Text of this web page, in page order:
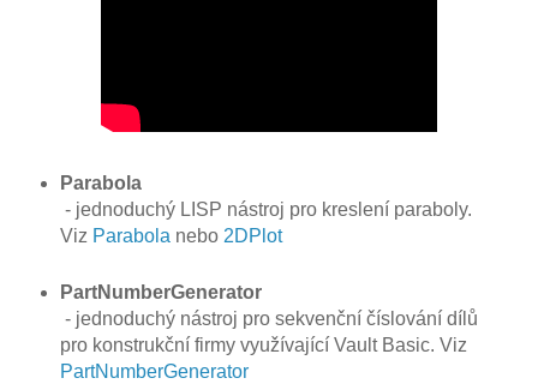
Parabola
- jednoduchý LISP nástroj pro kreslení paraboly.
Viz Parabola nebo 2DPlot
PartNumberGenerator
- jednoduchý nástroj pro sekvenční číslování dílů
pro konstrukční firmy využívající Vault Basic. Viz
PartNumberGenerator